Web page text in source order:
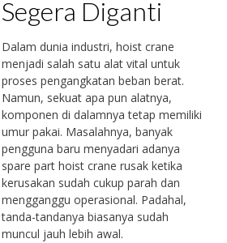
Segera Diganti
Dalam dunia industri, hoist crane
menjadi salah satu alat vital untuk
proses pengangkatan beban berat.
Namun, sekuat apa pun alatnya,
komponen di dalamnya tetap memiliki
umur pakai. Masalahnya, banyak
pengguna baru menyadari adanya
spare part hoist crane rusak ketika
kerusakan sudah cukup parah dan
mengganggu operasional. Padahal,
tanda-tandanya biasanya sudah
muncul jauh lebih awal.